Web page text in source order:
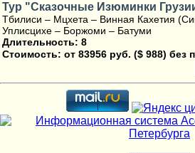
Тур "Сказочные Изюминки
Тбилиси – Мцхета – Винная Кахетия
Уплисцихе – Боржоми – Батуми
Длительность: 8
Стоимость: от 83956 руб. ($ 988) без